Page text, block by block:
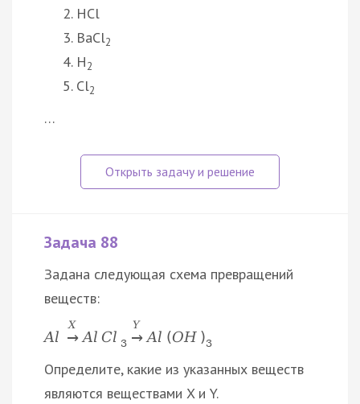
HCl
BaCl2
H2
Cl2
…
Задача 88
Задана следующая схема превращений
веществ:
Al
X
→ Al Cl 3
Y
→ Al (OH )3
Определите, какие из указанных веществ
являются веществами X и Y.